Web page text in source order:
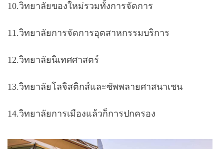
10.วิทยาลัยของใหม่รวมทั้งการจัดการ
11.วิทยาลัยการจัดการอุตสาหกรรมบริการ
12.วิทยาลัยนิเทศศาสตร์
13.วิทยาลัยโลจิสติกส์และซัพพลายศาสนาเชน
14.วิทยาลัยการเมืองแล้วก็การปกครอง